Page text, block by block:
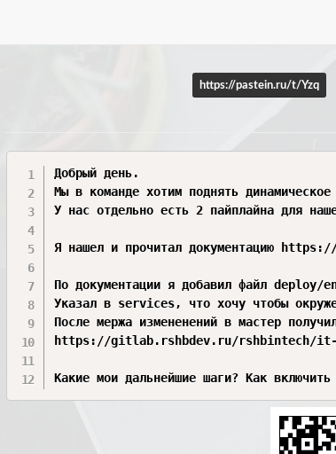
https://pastein.ru/t/Yzq
Добрый день.
Мы в команде хотим поднять
У нас отдельно есть 2 пайплайна для
Я нашел и прочитал документацию
По документации я добавил файл
Указал в services, что хочу чтобы
После мержа измененений в мастер
https://gitlab.rshbdev.ru/rshbintech/it-
Какие мои дальнейшие шаги? Как